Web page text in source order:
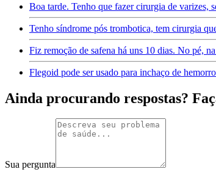
Boa tarde. Tenho que fazer cirurgia de varizes,
Tenho síndrome pós trombotica, tem cirurgia
Fiz remoção de safena há uns 10 dias. No pé,
Flegoid pode ser usado para inchaço de
Ainda procurando respostas?
Sua pergunta